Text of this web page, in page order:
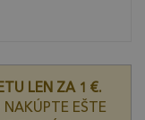
LEN ZA 1 €.
EŠTE